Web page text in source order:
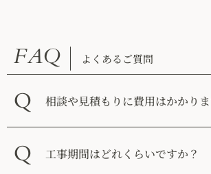
FAQ よくあるご質問
Q 相談や見積もりに費用はかかり
Q 工事期間はどれくらいですか？